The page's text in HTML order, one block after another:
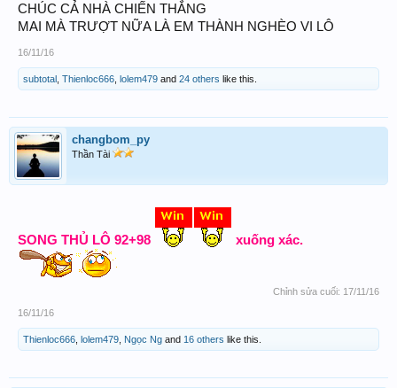
CHÚC CẢ NHÀ CHIẾN THẮNG
MAI MÀ TRƯỢT NỮA LÀ EM THÀNH NGHÈO VI LÔ
16/11/16
subtotal Thienloc666 lolem479 and 24 others like this.
changbom_py
Thần Tài
SONG THỦ LÔ 92+98 xuống xác.
Chỉnh sửa cuối: 17/11/16
16/11/16
Thienloc666 lolem479 Ngọc Ng and 16 others like this.